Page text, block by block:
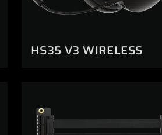
HS35 V3 WIRELESS